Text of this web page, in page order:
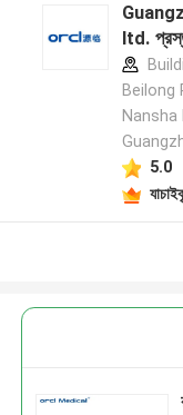
ltd.
Beilong
5.0